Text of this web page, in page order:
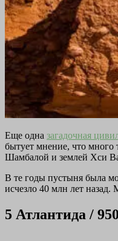
Еще одна загадочная
бытует мнение, что много
Шамбалой и землей Хси
В те годы пустыня была
исчезло 40 млн лет назад.
5 Атлантида /